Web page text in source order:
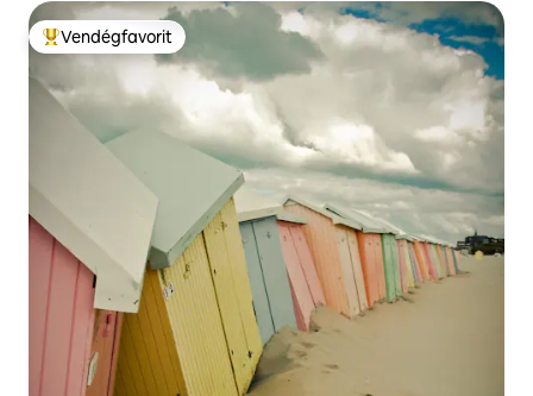
Kiemelt vendégfavorit
Vendégfavorit